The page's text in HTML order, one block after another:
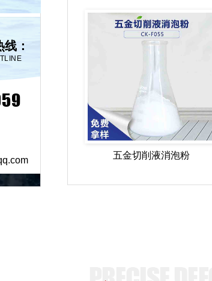
：
五金切削液消泡粉